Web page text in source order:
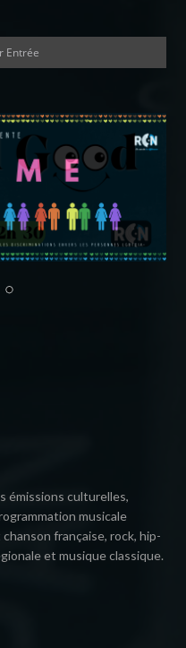
émissions culturelles,
musicale
française, rock, hip-
et musique classique.